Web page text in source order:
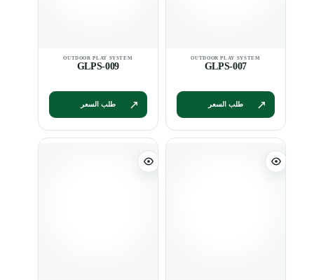
GLPS-007
طلب السعر
GLPS-009
طلب السعر